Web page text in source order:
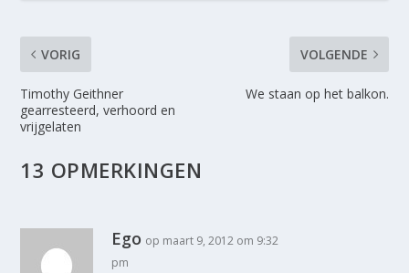
VORIG
Timothy Geithner
gearresteerd, verhoord en
vrijgelaten
VOLGENDE
We staan op het balkon.
13 OPMERKINGEN
Ego op maart 9, 2012 om 9:32
pm